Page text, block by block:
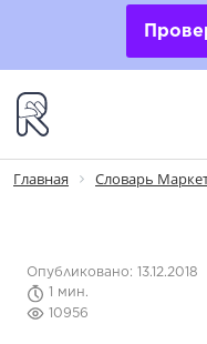
Главная Словарь
Опубликовано: 13.12.2018
1 мин.
10956